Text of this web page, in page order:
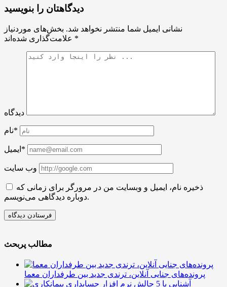
دیدگاهتان را بنویسید
نشانی ایمیل شما منتشر نخواهد شد. بخش‌های موردنیاز
*
دیدگاه
نام*
ایمیل*
وب سایت
ذخیره نام، ایمیل و وبسایت من در مرورگر برای زمانی که
دوباره دیدگاهی می‌نویسم.
مطالب پربحث
پرونده‌های جنایی آنلاین، ترندی جدید بین طرفداران معما
آشنایی با 5 چالش